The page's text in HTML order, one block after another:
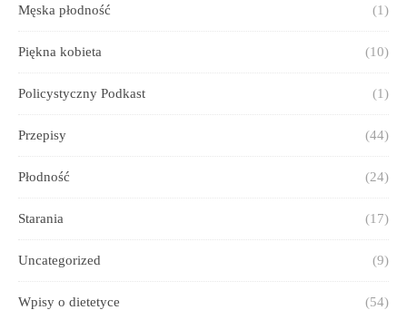
Męska płodność (1)
Piękna kobieta (10)
Policystyczny Podkast (1)
Przepisy (44)
Płodność (24)
Starania (17)
Uncategorized (9)
Wpisy o dietetyce (54)